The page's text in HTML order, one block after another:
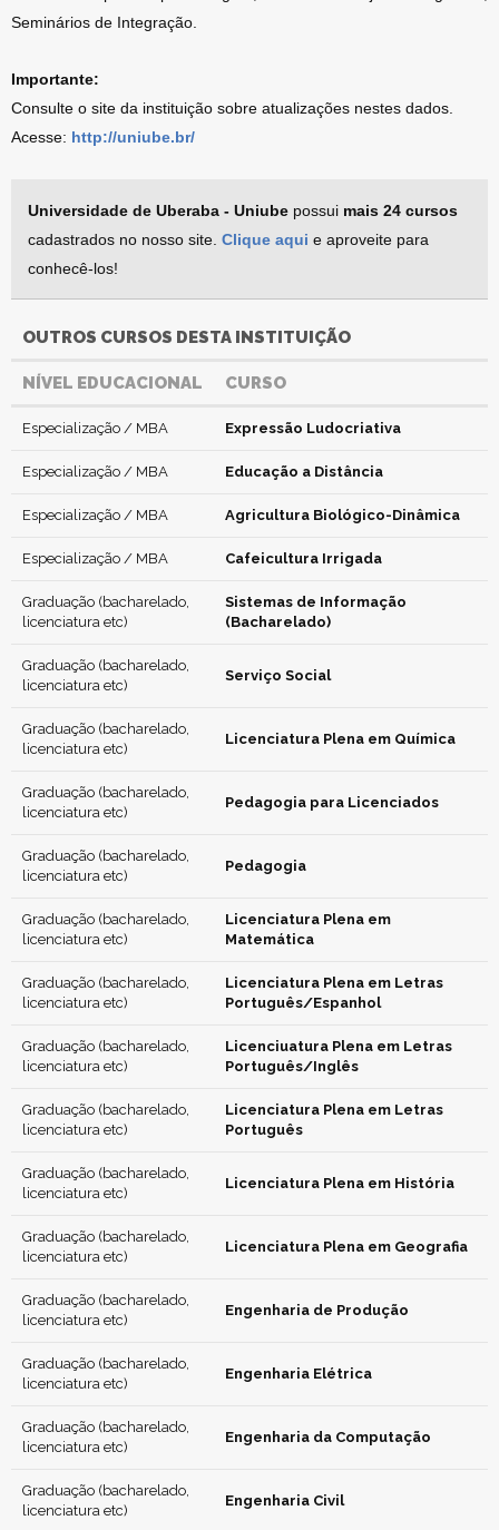
Seminários de Integração.
Importante:
Consulte o site da instituição sobre atualizações nestes dados.
Acesse: http://uniube.br/
Universidade de Uberaba - Uniube possui mais 24 cursos
cadastrados no nosso site. Clique aqui e aproveite para
conhecê-los!
OUTROS CURSOS DESTA INSTITUIÇÃO
NÍVEL EDUCACIONAL CURSO
Especialização / MBA Expressão Ludocriativa
Especialização / MBA Educação a Distância
Especialização / MBA Agricultura Biológico-Dinâmica
Especialização / MBA Cafeicultura Irrigada
Graduação (bacharelado,
licenciatura etc)
Sistemas de Informação
(Bacharelado)
Graduação (bacharelado,
licenciatura etc)
Serviço Social
Graduação (bacharelado,
licenciatura etc)
Licenciatura Plena em Química
Graduação (bacharelado,
licenciatura etc)
Pedagogia para Licenciados
Graduação (bacharelado,
licenciatura etc)
Pedagogia
Graduação (bacharelado,
licenciatura etc)
Licenciatura Plena em
Matemática
Graduação (bacharelado,
licenciatura etc)
Licenciatura Plena em Letras
Português/Espanhol
Graduação (bacharelado,
licenciatura etc)
Licenciuatura Plena em Letras
Português/Inglês
Graduação (bacharelado,
licenciatura etc)
Licenciatura Plena em Letras
Português
Graduação (bacharelado,
licenciatura etc)
Licenciatura Plena em História
Graduação (bacharelado,
licenciatura etc)
Licenciatura Plena em Geografia
Graduação (bacharelado,
licenciatura etc)
Engenharia de Produção
Graduação (bacharelado,
licenciatura etc)
Engenharia Elétrica
Graduação (bacharelado,
licenciatura etc)
Engenharia da Computação
Graduação (bacharelado,
licenciatura etc)
Engenharia Civil